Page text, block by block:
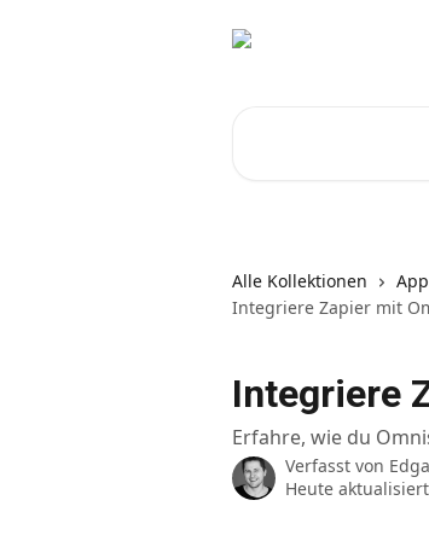
Alle Kollektionen
Integriere Zapier mit
Integriere
Erfahre, wie du
Verfasst von
Heute aktualisiert